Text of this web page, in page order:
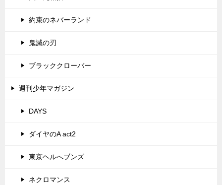
約束のネバーランド
鬼滅の刃
ブラッククローバー
週刊少年マガジン
DAYS
ダイヤのA act2
東京ヘルへブンズ
ネクロマンス